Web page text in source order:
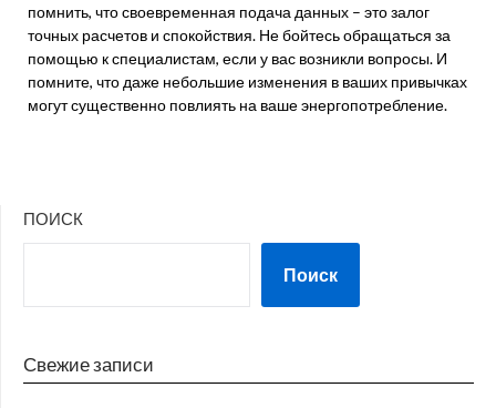
помнить, что своевременная подача данных – это залог
точных расчетов и спокойствия. Не бойтесь обращаться за
помощью к специалистам, если у вас возникли вопросы. И
помните, что даже небольшие изменения в ваших привычках
могут существенно повлиять на ваше энергопотребление.
ПОИСК
Поиск
Свежие записи